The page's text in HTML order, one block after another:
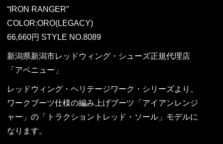
“IRON RANGER”
COLOR:ORO(LEGACY)
66,660円 STYLE NO.8089
新潟県新潟市レッドウィング・シューズ正規代理店
「アベニュー」
レッドウィング・ヘリテージワーク・シリーズより、
ワークブーツ仕様の編み上げブーツ「アイアンレンジ
ャー」の「トラクショントレッド・ソール」モデルに
なります。